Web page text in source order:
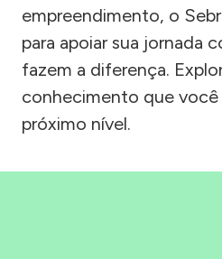
empreendimento, o
para apoiar sua jornada
fazem a diferença.
conhecimento que você
próximo nível.